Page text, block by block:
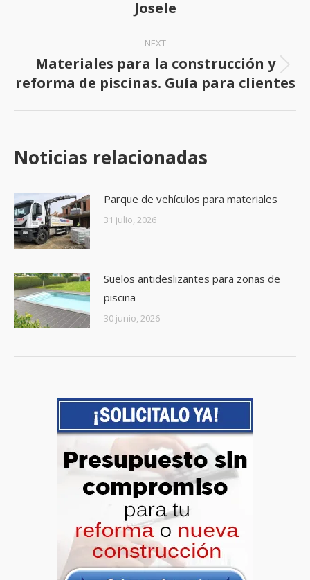
post:
Josele
NEXT
Next
post:
Materiales para la construcción y
reforma de piscinas. Guía para clientes
Noticias relacionadas
Parque de vehículos para materiales
31 julio, 2026
Suelos antideslizantes para zonas de
piscina
30 junio, 2026